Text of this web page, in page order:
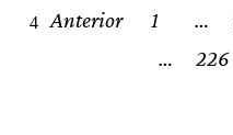
Posts
Anterior 1 …
…
226